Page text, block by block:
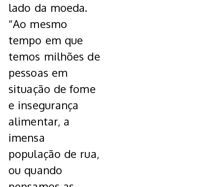
lado da moeda.
“Ao mesmo
tempo em que
temos milhões de
pessoas em
situação de fome
e insegurança
alimentar, a
imensa
população de rua,
ou quando